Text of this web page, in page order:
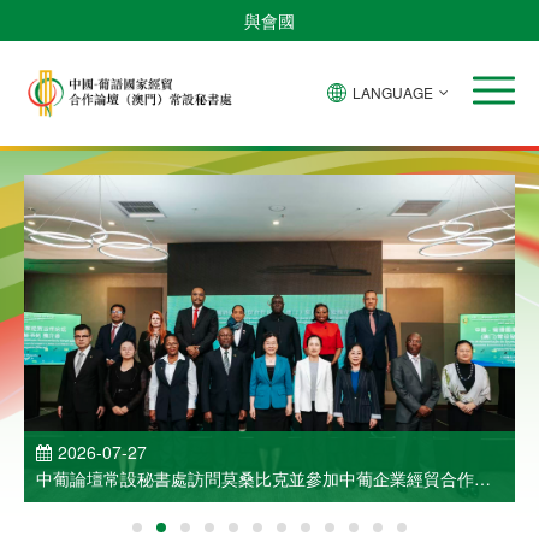
與會國
LANGUAGE
2026-07-27
中葡論壇常設秘書處訪問莫桑比克並參加中葡企業經貿合作洽
談會